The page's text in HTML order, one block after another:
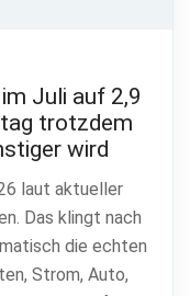
Juli auf 2,9
trotzdem
wird
laut aktueller
Das klingt nach
die echten
Strom, Auto,